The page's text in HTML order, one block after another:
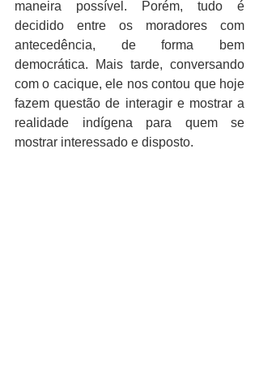
maneira possível. Porém, tudo é
decidido entre os moradores com
antecedência, de forma bem
democrática. Mais tarde, conversando
com o cacique, ele nos contou que hoje
fazem questão de interagir e mostrar a
realidade indígena para quem se
mostrar interessado e disposto.